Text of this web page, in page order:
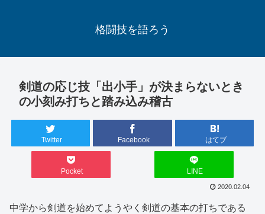
格闘技を語ろう
剣道の応じ技「出小手」が決まらないとき
の小刻み打ちと踏み込み稽古
Twitter Facebook はてブ
Pocket LINE
2020.02.04
中学から剣道を始めてようやく剣道の基本の打ちである